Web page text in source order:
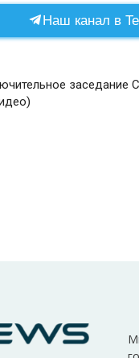
Наш канал в
заседание